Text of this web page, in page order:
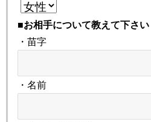
■お相手について教えて下さい
・苗字
・名前